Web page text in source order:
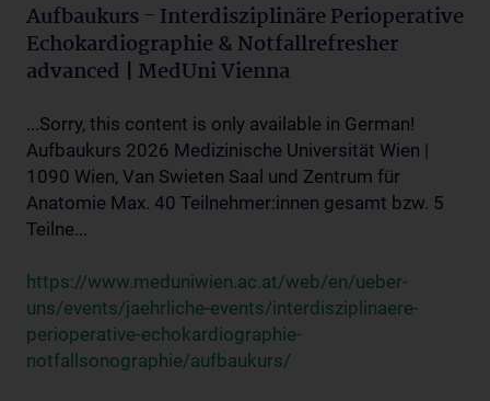
Aufbaukurs - Interdisziplinäre Perioperative
Echokardiographie & Notfallrefresher
advanced | MedUni Vienna
...Sorry, this content is only available in German!
Aufbaukurs 2026 Medizinische Universität Wien |
1090 Wien, Van Swieten Saal und Zentrum für
Anatomie Max. 40 Teilnehmer:innen gesamt bzw. 5
Teilne...
https://www.meduniwien.ac.at/web/en/ueber-
uns/events/jaehrliche-events/interdisziplinaere-
perioperative-echokardiographie-
notfallsonographie/aufbaukurs/